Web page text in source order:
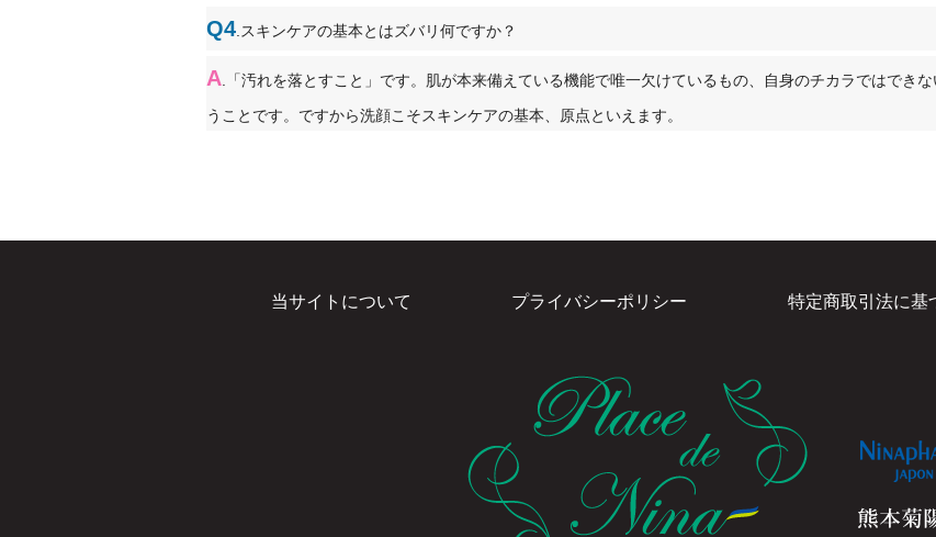
Q4 .スキンケアの基本とはズバリ何ですか？
A .「汚れを落とすこと」です。肌が本来備えている機能で唯一欠けているもの、自身のチカラではでき
うことです。ですから洗顔こそスキンケアの基本、原点といえます。
当サイトについて プライバシーポリシー 特定商取引法に基